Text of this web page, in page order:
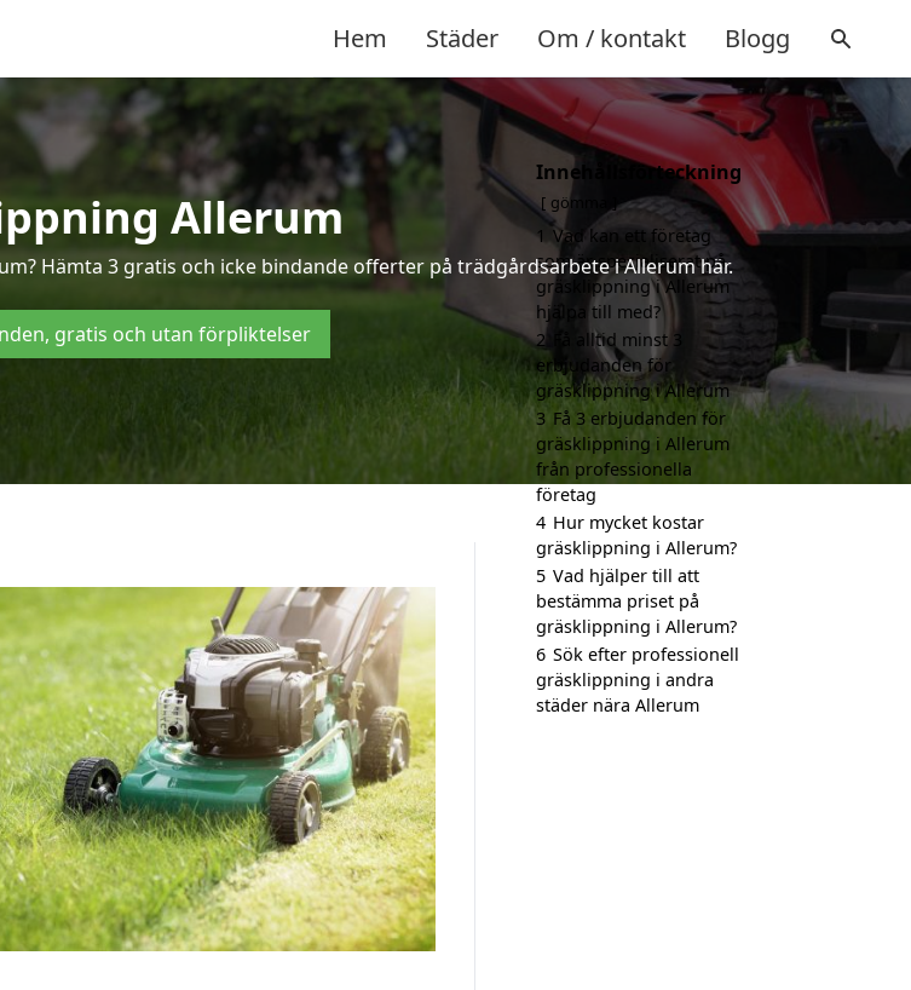
Hem Städer Om / kontakt Blogg
Allerum
Hämta 3 gratis och icke bindande offerter på trädgårdsarbete i Allerum här.
gratis och utan förpliktelser
Innehållsförteckning
gömma
1 Vad kan ett företag
som är specialiserat på
gräsklippning i Allerum
hjälpa till med?
2
Få alltid minst 3
erbjudanden för
gräsklippning i Allerum
3 Få 3 erbjudanden för
gräsklippning i Allerum
från professionella
företag
4 Hur mycket kostar
gräsklippning i Allerum?
5 Vad hjälper till att
bestämma priset på
gräsklippning i Allerum?
6 Sök efter professionell
gräsklippning i andra
städer nära Allerum